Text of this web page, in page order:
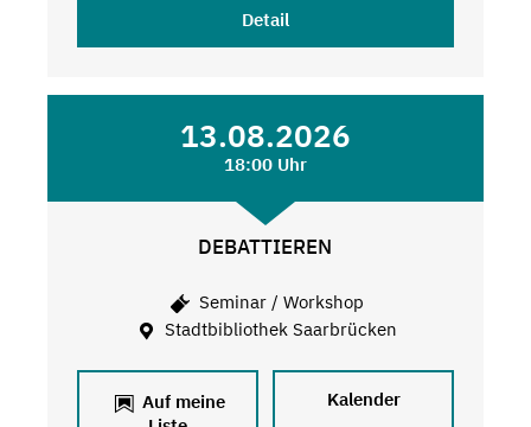
Detail
13.08.2026
18:00 Uhr
DEBATTIEREN
Seminar / Workshop
Stadtbibliothek Saarbrücken
Auf meine
Kalender